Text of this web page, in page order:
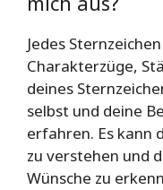
Jedes
Charakterzüge,
deines
selbst und deine
erfahren. Es kann
zu verstehen und
Wünsche zu